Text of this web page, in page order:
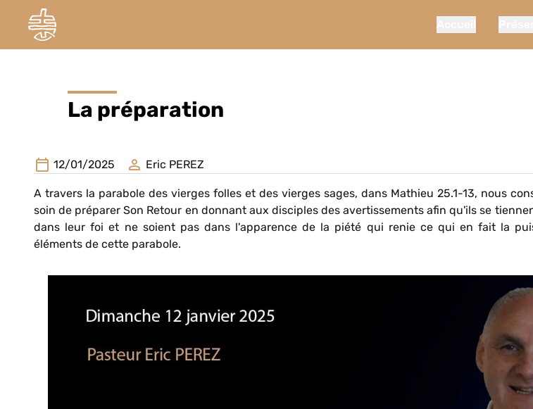
La préparation
12/01/2025 Eric PEREZ
A travers la parabole des vierges folles et des vierges sages, dans Mathieu 25.1-13, nous
soin de préparer Son Retour en donnant aux disciples des avertissements afin qu'ils se
dans leur foi et ne soient pas dans l'apparence de la piété qui renie ce qui en fait la
éléments de cette parabole.